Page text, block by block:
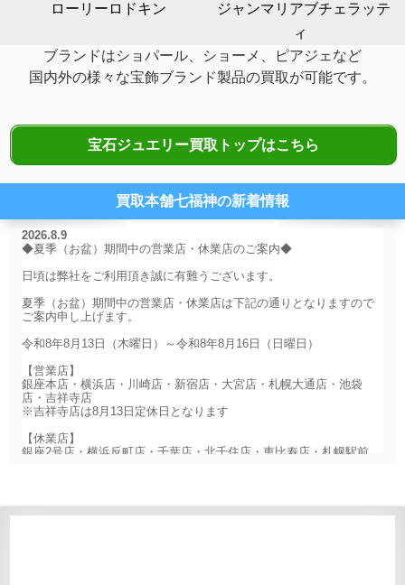
ローリーロドキン
ジャンマリアブチェラッテ
ィ
ブランドはショパール、ショーメ、ピアジェなど
国内外の様々な宝飾ブランド製品の買取が可能です。
宝石ジュエリー買取トップはこちら
買取本舗七福神の新着情報